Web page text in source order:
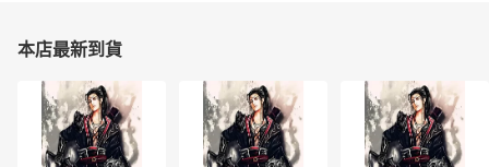
2-4 ビザ更新と資格外活動許可の申請 更新簽證和申請資格外活動
第三章 消費する 消費
3-1 髪を切る 剪髮
3-2 衣類を買う 買衣服
本店最新到貨